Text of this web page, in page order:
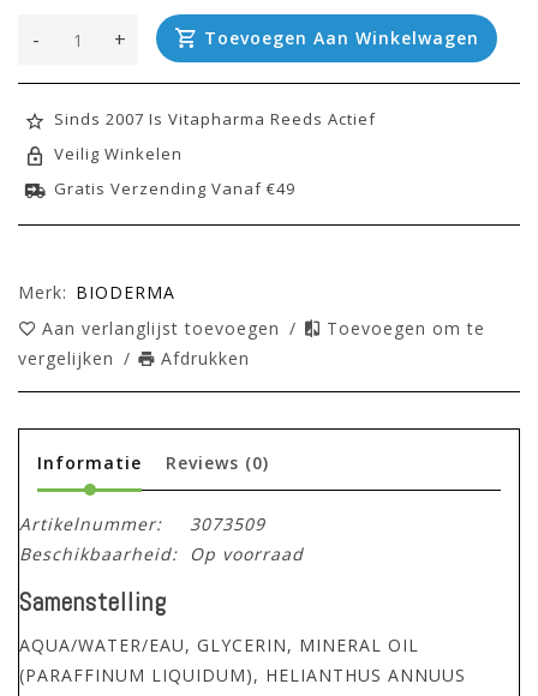
+
- Toevoegen Aan Winkelwagen
Sinds 2007 Is Vitapharma Reeds Actief
Veilig Winkelen
Gratis Verzending Vanaf €49
Merk: BIODERMA
Aan verlanglijst toevoegen /
Toevoegen om te
vergelijken / Afdrukken
Informatie Reviews (0)
Artikelnummer:
3073509
Beschikbaarheid:
Op voorraad
Samenstelling
AQUA/WATER/EAU, GLYCERIN, MINERAL OIL
(PARAFFINUM LIQUIDUM), HELIANTHUS ANNUUS